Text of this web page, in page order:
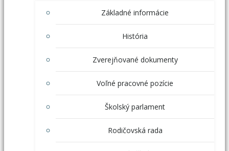
Základné informácie
História
Zverejňované dokumenty
Voľné pracovné pozície
Školský parlament
Rodičovská rada